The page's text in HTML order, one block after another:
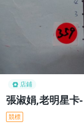
店鋪
張淑娟,老明星卡-
競標